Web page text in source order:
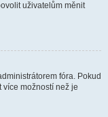
uživatelům měnit
fóra. Pokud
možností než je